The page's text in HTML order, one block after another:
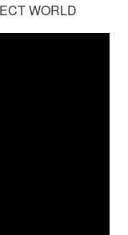
WORLD